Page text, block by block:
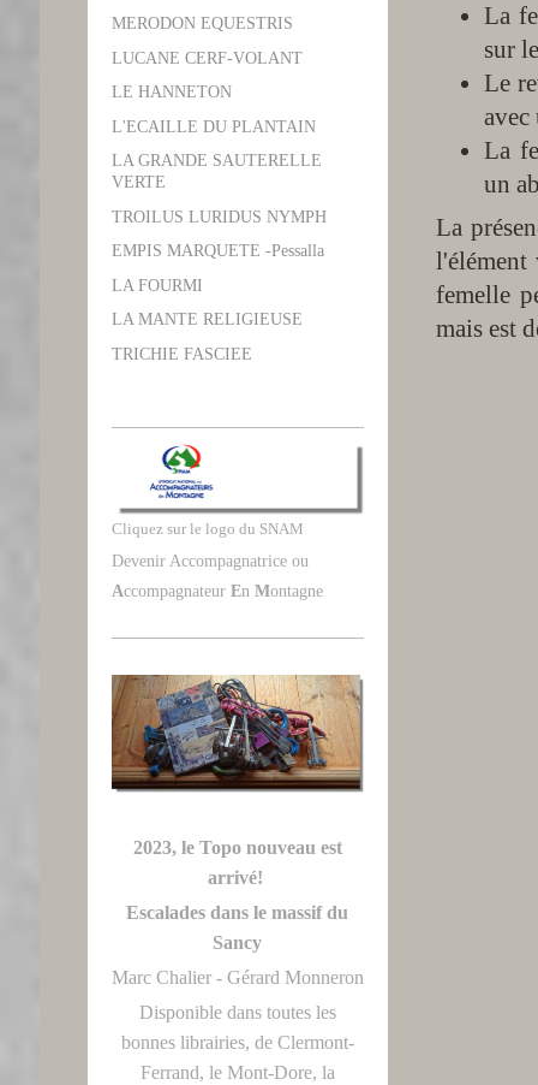
La
sur
Le
La
un
La
l'élément
femelle
mais est
MERODON EQUESTRIS
LUCANE CERF-VOLANT
LE HANNETON
L'ECAILLE DU PLANTAIN
LA GRANDE SAUTERELLE
VERTE
TROILUS LURIDUS NYMPH
EMPIS MARQUETE -Pessalla
LA FOURMI
LA MANTE RELIGIEUSE
TRICHIE FASCIEE
Cliquez sur le logo du SNAM
Devenir Accompagnatrice ou
Accompagnateur En Montagne
2023, le Topo nouveau est
arrivé!
Escalades dans le massif du
Sancy
Marc Chalier - Gérard Monneron
Disponible dans toutes les
bonnes librairies, de Clermont-
Ferrand, le Mont-Dore, la